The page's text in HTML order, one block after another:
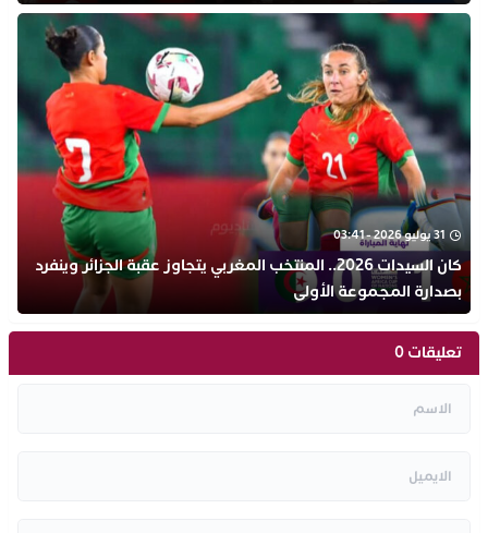
31 يوليو 2026 - 03:41
كان السيدات 2026.. المنتخب المغربي يتجاوز عقبة الجزائر وينفرد
بصدارة المجموعة الأولى
تعليقات 0